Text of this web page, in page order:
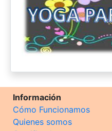
Información
Cómo Funcionamos
Quienes somos